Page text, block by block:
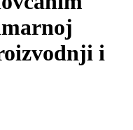
o
i